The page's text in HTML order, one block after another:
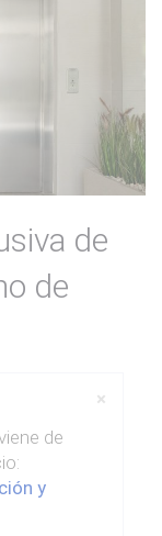
de
de
×
de
y